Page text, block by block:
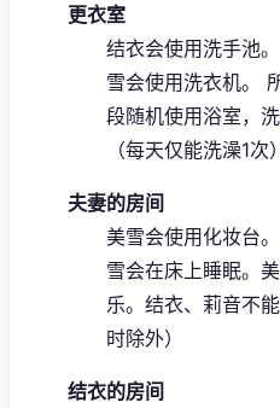
更衣室
结衣会使用洗手池。
雪会使用洗衣机。
段随机使用浴室，
（每天仅能洗澡1次
夫妻的房间
美雪会使用化妆台。
雪会在床上睡眠。
乐。 结衣、莉音不
时除外）
结衣的房间